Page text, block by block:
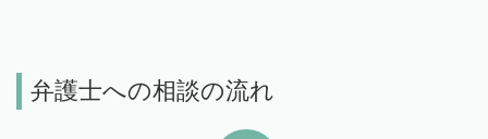
弁護士への相談の流れ